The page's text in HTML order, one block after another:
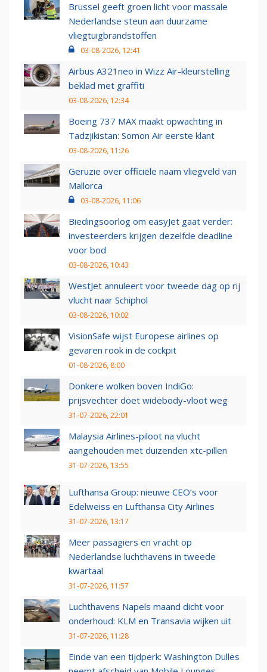
Brussel geeft groen licht voor massale
Nederlandse steun aan duurzame
vliegtuigbrandstoffen
03-08-2026, 12:41
Airbus A321neo in Wizz Air-kleurstelling
beklad met graffiti
03-08-2026, 12:34
Boeing 737 MAX maakt opwachting in
Tadzjikistan: Somon Air eerste klant
03-08-2026, 11:26
Geruzie over officiële naam vliegveld van
Mallorca
03-08-2026, 11:06
Biedingsoorlog om easyJet gaat verder:
investeerders krijgen dezelfde deadline
voor bod
03-08-2026, 10:43
WestJet annuleert voor tweede dag op rij
vlucht naar Schiphol
03-08-2026, 10:02
VisionSafe wijst Europese airlines op
gevaren rook in de cockpit
01-08-2026, 8:00
Donkere wolken boven IndiGo:
prijsvechter doet widebody-vloot weg
31-07-2026, 22:01
Malaysia Airlines-piloot na vlucht
aangehouden met duizenden xtc-pillen
31-07-2026, 13:55
Lufthansa Group: nieuwe CEO’s voor
Edelweiss en Lufthansa City Airlines
31-07-2026, 13:17
Meer passagiers en vracht op
Nederlandse luchthavens in tweede
kwartaal
31-07-2026, 11:57
Luchthavens Napels maand dicht voor
onderhoud: KLM en Transavia wijken uit
31-07-2026, 11:28
Einde van een tijdperk: Washington Dulles